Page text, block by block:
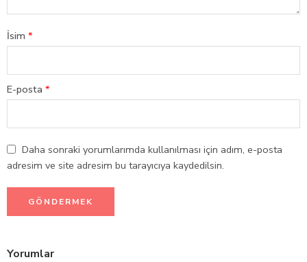
İsim *
E-posta *
Daha sonraki yorumlarımda kullanılması için adım, e-posta
adresim ve site adresim bu tarayıcıya kaydedilsin.
Yorumlar